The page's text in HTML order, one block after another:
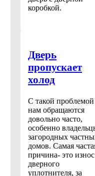
коробкой.
Дверь
пропускает
холод
С такой
нам обращаются
довольно часто,
особенно
загородных
домов. Самая
причина- это износ
дверного
уплотнителя, за